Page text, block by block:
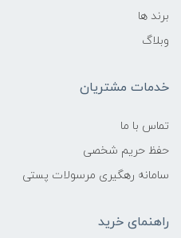
برند ها
وبلاگ
خدمات مشتریان
تماس با ما
حفظ حریم شخصی
سامانه رهگیری مرسولات پستی
راهنمای خرید